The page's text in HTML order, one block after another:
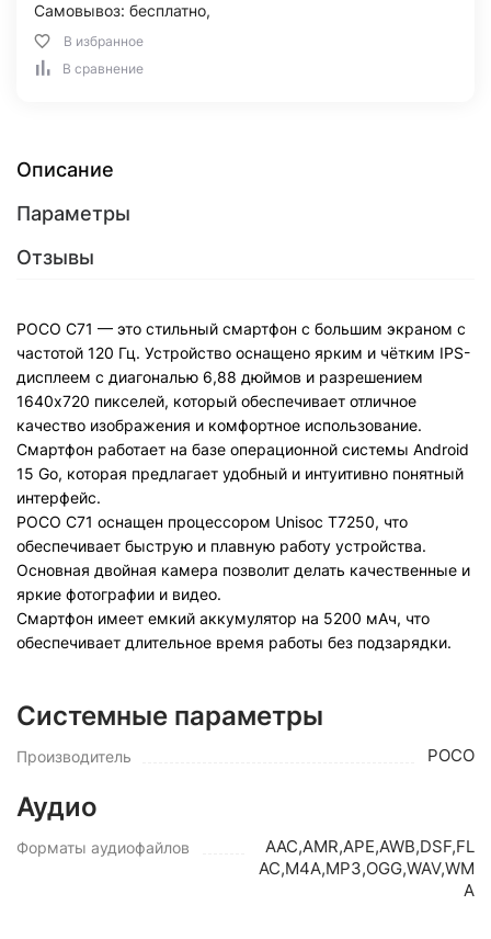
Самовывоз: бесплатно,
В избранное
В сравнение
Описание
Параметры
Отзывы
POCO C71 — это стильный смартфон с большим экраном с
частотой 120 Гц. Устройство оснащено ярким и чётким IPS-
дисплеем с диагональю 6,88 дюймов и разрешением
1640x720 пикселей, который обеспечивает отличное
качество изображения и комфортное использование.
Смартфон работает на базе операционной системы Android
15 Go, которая предлагает удобный и интуитивно понятный
интерфейс.
POCO C71 оснащен процессором Unisoc T7250, что
обеспечивает быструю и плавную работу устройства.
Основная двойная камера позволит делать качественные и
яркие фотографии и видео.
Смартфон имеет емкий аккумулятор на 5200 мАч, что
обеспечивает длительное время работы без подзарядки.
Системные параметры
Производитель POCO
Аудио
Форматы аудиофайлов
AAC,AMR,APE,AWB,DSF,FL
AC,M4A,MP3,OGG,WAV,WM
A